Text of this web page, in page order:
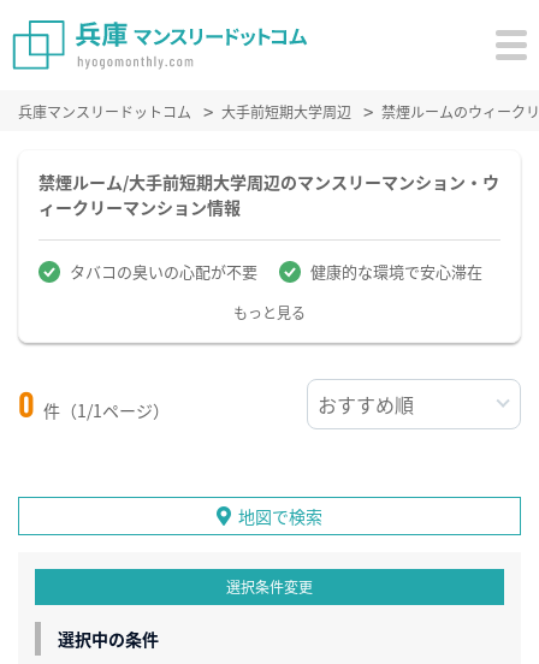
兵庫マンスリードットコム 大手前短期大学周辺 禁煙ルームのウィーク
禁煙ルーム/大手前短期大学周辺のマンスリーマンション・ウ
ィークリーマンション情報
タバコの臭いの心配が不要 健康的な環境で安心滞在
もっと見る
0 件（1/1ページ）
地図で検索
選択条件変更
選択中の条件